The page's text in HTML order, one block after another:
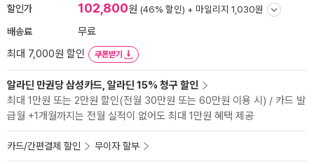
할인가 102,800원 (46% 할인) + 마일리지 1,030원
배송료
무료
최대 7,000원 할인
쿠폰받기
알라딘 만권당 삼성카드, 알라딘 15% 청구 할인
최대 1만원 또는 2만원 할인(전월 30만원 또는 60만원 이용 시) / 카드 발
급월 +1개월까지는 전월 실적이 없어도 최대 1만원 혜택 제공
카드/간편결제 할인 무이자 할부